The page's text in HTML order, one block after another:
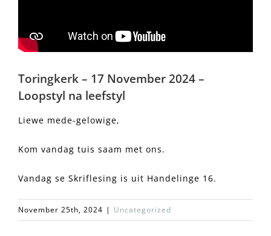
Toringkerk – 17 November 2024 –
Loopstyl na leefstyl
Liewe mede-gelowige,
Kom vandag tuis saam met ons.
Vandag se Skriflesing is uit Handelinge 16.
November 25th, 2024 | Uncategorized